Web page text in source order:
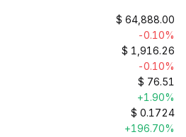
$ 64,888.00
-0.10%
$ 1,916.26
-0.10%
$ 76.51
+1.90%
$ 0.1724
+196.70%